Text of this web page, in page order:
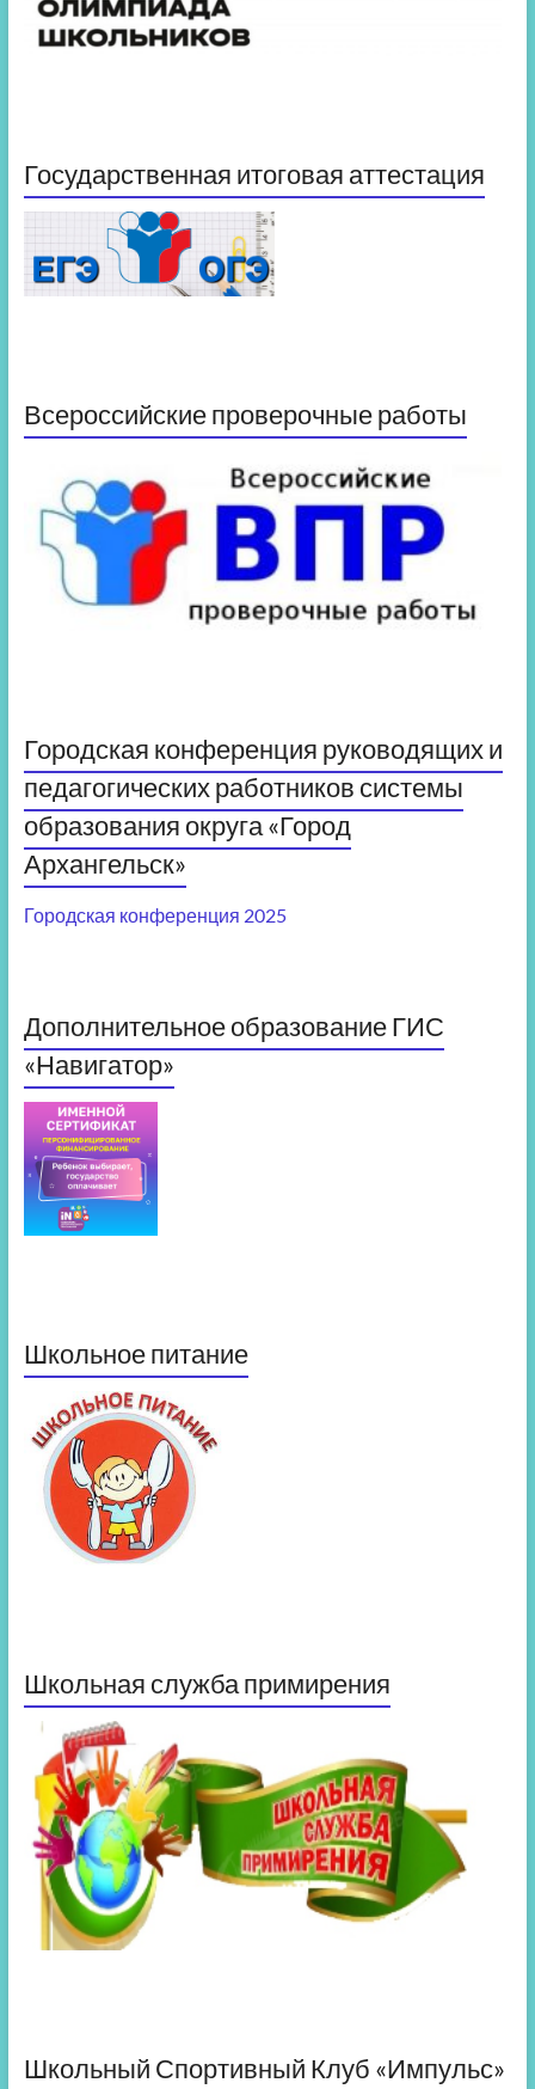
Государственная итоговая аттестация
Всероссийские проверочные работы
Городская конференция руководящих и
педагогических работников системы
образования округа «Город
Архангельск»
Городская конференция 2025
Дополнительное образование ГИС
«Навигатор»
Школьное питание
Школьная служба примирения
Школьный Спортивный Клуб «Импульс»